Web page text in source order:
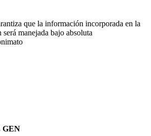
que la información incorporada en la
manejada bajo absoluta
GEN